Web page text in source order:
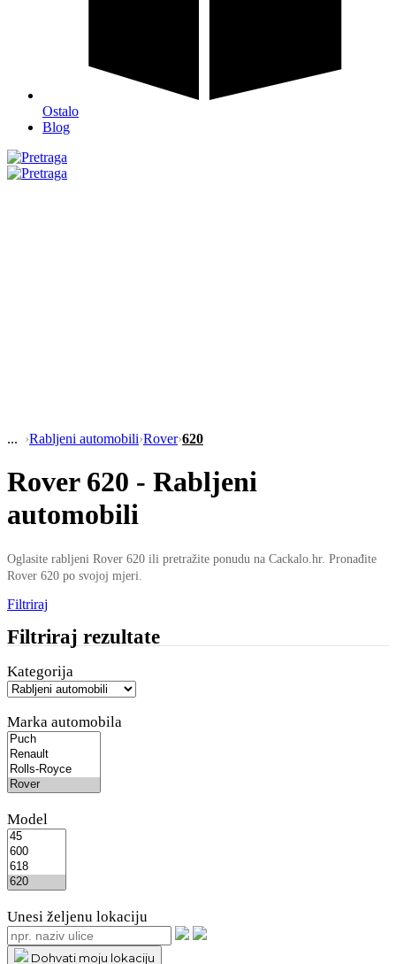
Ostalo
Blog
›Rabljeni automobili›Rover›620
Rover 620 - Rabljeni
automobili
Oglasite rabljeni Rover 620 ili pretražite ponudu na Cackalo.hr. Pronađite
Rover 620 po svojoj mjeri.
Filtriraj
Filtriraj rezultate
Kategorija
Marka automobila
Model
Unesi željenu lokaciju
Dohvati moju lokaciju